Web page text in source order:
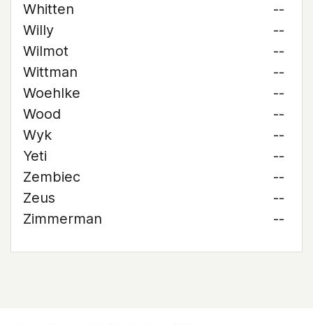
Whitten
--
Willy
--
Wilmot
--
Wittman
--
Woehlke
--
Wood
--
Wyk
--
Yeti
--
Zembiec
--
Zeus
--
Zimmerman
--